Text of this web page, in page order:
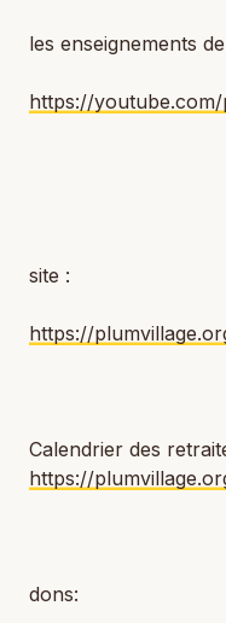
les enseignements
https://youtube.com/
site :
https://
Calendrier des
https://
dons: